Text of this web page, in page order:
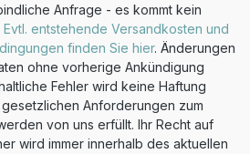
Anfrage - es kommt kein
Evtl. entstehende Versandkosten und
finden Sie hier. Änderungen
ohne vorherige Ankündigung
Fehler wird keine Haftung
Anforderungen zum
von uns erfüllt. Ihr Recht auf
wird immer innerhalb des aktuellen